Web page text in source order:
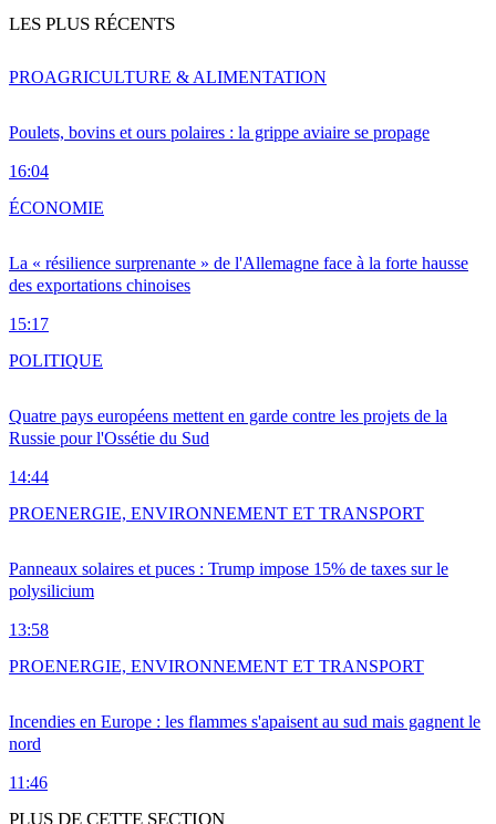
LES PLUS RÉCENTS
Poulets, bovins et ours polaires : la grippe aviaire se propage
16:04
PROAGRICULTURE & ALIMENTATION
La « résilience surprenante » de l'Allemagne face à la forte hausse
des exportations chinoises
15:17
ÉCONOMIE
Quatre pays européens mettent en garde contre les projets de la
Russie pour l'Ossétie du Sud
14:44
POLITIQUE
Panneaux solaires et puces : Trump impose 15% de taxes sur le
polysilicium
13:58
PROENERGIE, ENVIRONNEMENT ET TRANSPORT
Incendies en Europe : les flammes s'apaisent au sud mais gagnent le
nord
11:46
PROENERGIE, ENVIRONNEMENT ET TRANSPORT
PLUS DE CETTE SECTION